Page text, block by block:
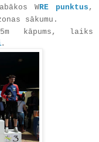
WRE punktus ,
sākumu.
kāpums, laiks
.